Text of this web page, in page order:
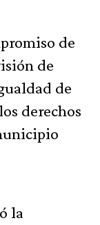
de
de
de
derechos
la